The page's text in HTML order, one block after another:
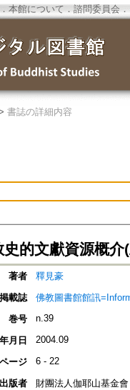
．本館について ． 諮問委員会 ．
書誌の詳細内容
史的文獻資源概介
著者
釋見豪
掲載誌
佛教圖書館館訊
巻号
n.39
月日 2004.09
ページ 6 - 22
出版者
財團法人伽耶山基金會